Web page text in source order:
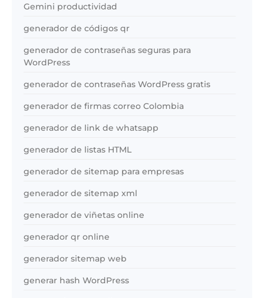
Gemini productividad
generador de códigos qr
generador de contraseñas seguras para
WordPress
generador de contraseñas WordPress gratis
generador de firmas correo Colombia
generador de link de whatsapp
generador de listas HTML
generador de sitemap para empresas
generador de sitemap xml
generador de viñetas online
generador qr online
generador sitemap web
generar hash WordPress